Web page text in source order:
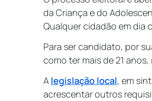
da Criança e do
Qualquer cidadão em dia
Para ser candidato, por
como ter mais de 21
A legislação local, em
acrescentar outros